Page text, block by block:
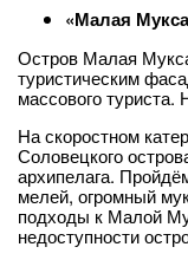
«Малая
Остров Малая
туристическим
массового
На скоростном
Соловецкого
архипелага.
мелей, огромный
подходы к Малой
недоступности